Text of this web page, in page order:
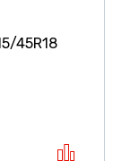
45R18